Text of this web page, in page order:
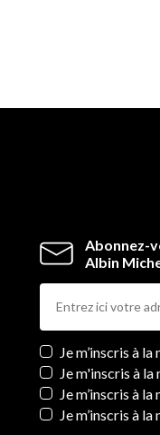
Abonnez-
Albin
Newsletters
Je m’inscris à
Je m'inscris à
Je m’inscris à
Je m’inscris à